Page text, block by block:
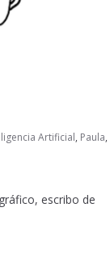
Artificial, Paula,
escribo de